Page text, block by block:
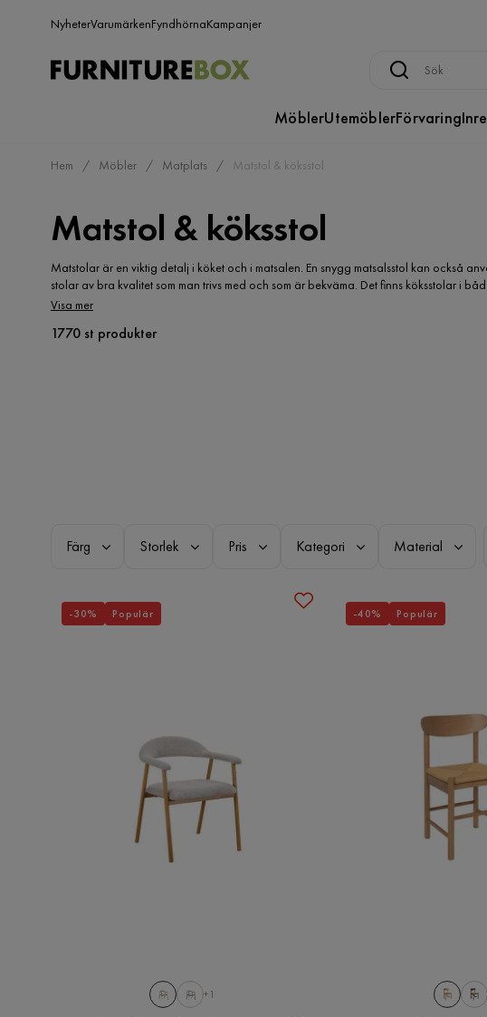
NyheterVarumärkenFyndhörnaKampanjer
MöblerUtemöblerFörvaring
Hem Möbler Matplats Matstol & köksstol
Matstol & köksstol
Matstolar är en viktig detalj i köket och i matsalen. En snygg matsalsstol kan också
stolar av bra kvalitet som man trivs med och som är bekväma. Det finns köksstolar i
svårt att hitta favoritstolarna och tungt att springa runt i möbelaffärerna. Nu kan du
Visa mer
1770 st produkter
Färg Storlek Pris Kategori Material
+1
-30% Populär -40% Populär